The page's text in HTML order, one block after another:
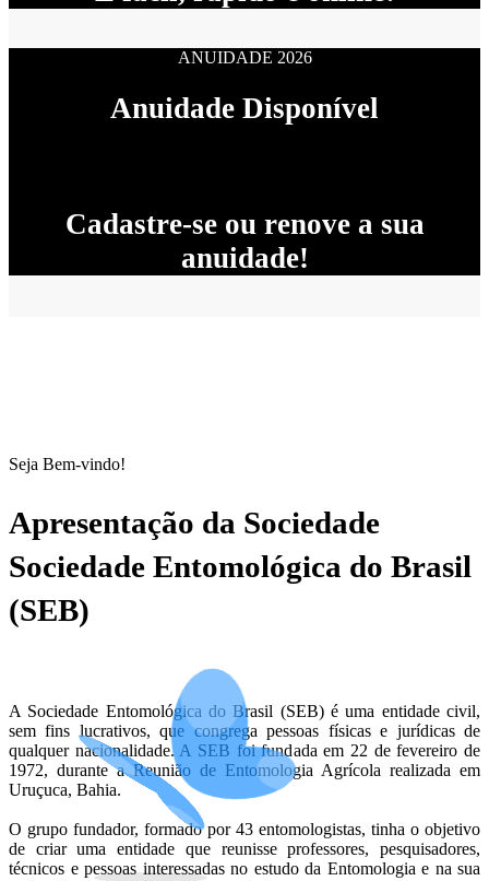
ANUIDADE 2026
Anuidade Disponível
Cadastre-se ou renove a sua
anuidade!
Seja Bem-vindo!
Apresentação da Sociedade
Sociedade Entomológica do Brasil
(SEB)
A Sociedade Entomológica do Brasil (SEB) é uma entidade civil,
sem fins lucrativos, que congrega pessoas físicas e jurídicas de
qualquer nacionalidade. A SEB foi fundada em 22 de fevereiro de
1972, durante a Reunião de Entomologia Agrícola realizada em
Uruçuca, Bahia.
O grupo fundador, formado por 43 entomologistas, tinha o objetivo
de criar uma entidade que reunisse professores, pesquisadores,
técnicos e pessoas interessadas no estudo da Entomologia e na sua